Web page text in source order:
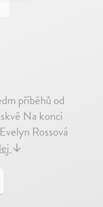
příběhů od
Na konci
Rossová
↓